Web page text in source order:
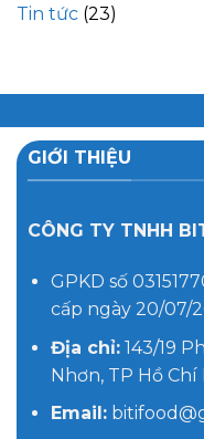
Tin tức (23)
GIỚI THIỆU
CÔNG TY TNHH
GPKD số
cấp ngày 20/07/
Địa chỉ:143/19
Nhơn, TP Hồ Chí
Email: